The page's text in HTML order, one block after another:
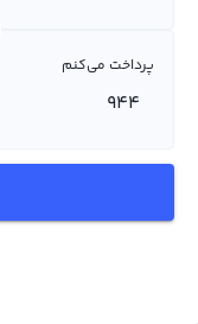
پرداخت می‌کنم